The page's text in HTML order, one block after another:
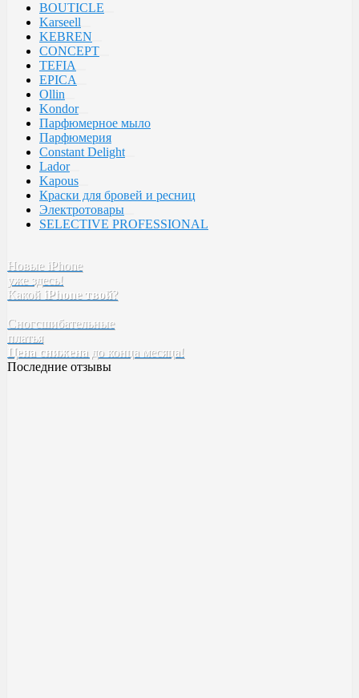
EPICA
BOUTICLE
Karseell
KEBREN
CONCEPT
TEFIA
EPICA
Ollin
Kondor
Парфюмерное мыло
Парфюмерия
Constant Delight
Lador
Kapous
Краски для бровей и ресниц
Электротовары
SELECTIVE PROFESSIONAL
Новые iPhone
уже здесь!
Какой iPhone твой?
Сногсшибательные
платья
Цена снижена до конца месяца!
Последние отзывы